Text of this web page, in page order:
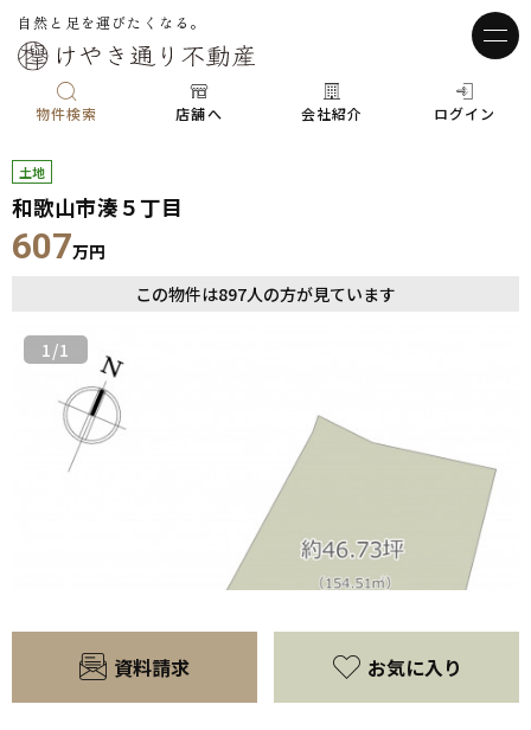
自然と足を運びたくなる。
物件検索 店舗へ 会社紹介 ログイン
土地
和歌山市湊５丁目
607万円
この物件は897人の方が見ています
1/1
資料請求 お気に入り